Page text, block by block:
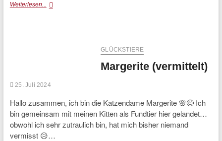
Weiterlesen... Dr.
GLÜCKSTIERE
Margerite (vermittelt)
25. Juli 2024
Hallo zusammen, ich bin die Katzendame Margerite 🌸😊 Ich
bin gemeinsam mit meinen Kitten als Fundtier hier gelandet…
obwohl ich sehr zutraulich bin, hat mich bisher niemand
vermisst 😥…